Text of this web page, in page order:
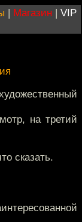
| Магазин | VIP
на третий
сказать.